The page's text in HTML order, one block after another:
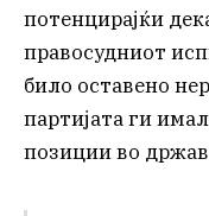
потенцирајќи
правосудниот
било оставено
партијата ги
позиции во